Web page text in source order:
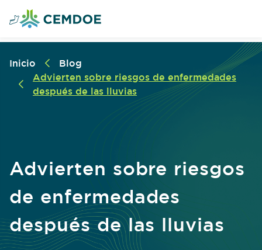
Inicio
Blog
Advierten sobre riesgos de enfermedades
después de las lluvias
Advierten sobre riesgos
de enfermedades
después de las lluvias